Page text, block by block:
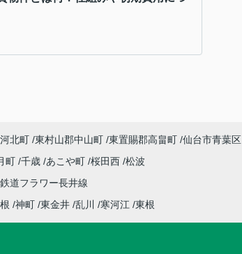
北町 東村山郡中山町 東置賜郡高畠町 仙台市青葉区
町 千歳 あこや町 桜田西 松波
道フラワー長井線
神町 東金井 乱川 寒河江 東根